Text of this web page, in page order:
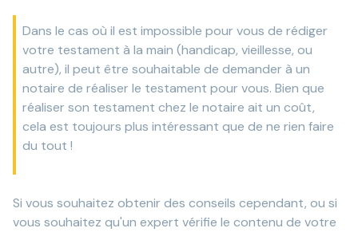
Dans le cas où il est impossible pour vous de rédiger
votre testament à la main (handicap, vieillesse, ou
autre), il peut être souhaitable de demander à un
notaire de réaliser le testament pour vous. Bien que
réaliser son testament chez le notaire ait un coût,
cela est toujours plus intéressant que de ne rien faire
du tout !
Si vous souhaitez obtenir des conseils cependant, ou si
vous souhaitez qu'un expert vérifie le contenu de votre